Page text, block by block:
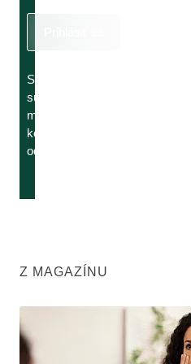
Svoj
súhlas
môžete
kedykoľvek
odvolať.
Z MAGAZÍNU